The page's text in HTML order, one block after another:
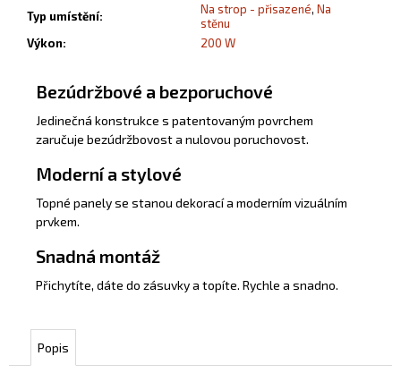
Typ umístění: Na strop - přisazené, Na
stěnu
Výkon: 200 W
Bezúdržbové a bezporuchové
Jedinečná konstrukce s patentovaným povrchem
zaručuje bezúdržbovost a nulovou poruchovost.
Moderní a stylové
Topné panely se stanou dekorací a moderním vizuálním
prvkem.
Snadná montáž
Přichytíte, dáte do zásuvky a topíte. Rychle a snadno.
Popis